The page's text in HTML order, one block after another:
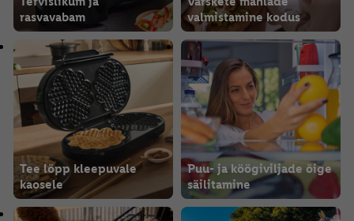
rasvavabam
valmistamine kodus
Tee lõpp kleepuvale
kaosele
Puu- ja köögiviljade õige
säilitamine